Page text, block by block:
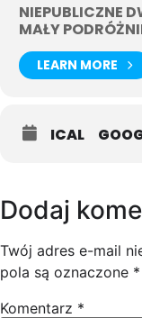
NIEPUBLICZNE
MAŁY
LEARN MORE
ICAL
Dodaj
Twój adres e-mail
pola są oznaczone *
Komentarz *